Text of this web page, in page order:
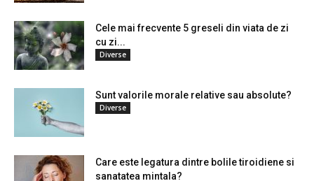
Cele mai frecvente 5 greseli din viata de zi
cu zi...
Diverse
Sunt valorile morale relative sau absolute?
Diverse
Care este legatura dintre bolile tiroidiene si
sanatatea mintala?